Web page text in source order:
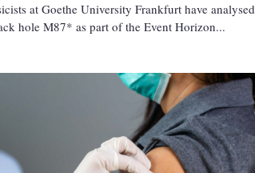
at Goethe University Frankfurt have analysed
hole M87* as part of the Event Horizon